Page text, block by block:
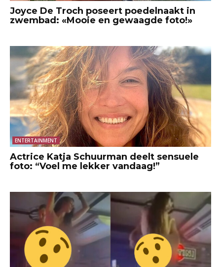
Joyce De Troch poseert poedelnaakt in
zwembad: «Mooie en gewaagde foto!»
ENTERTAINMENT
Actrice Katja Schuurman deelt sensuele
foto: “Voel me lekker vandaag!”